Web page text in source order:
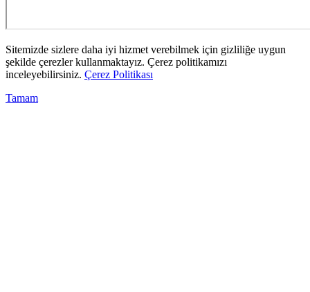
Sitemizde sizlere daha iyi hizmet verebilmek için gizliliğe uygun
şekilde çerezler kullanmaktayız. Çerez politikamızı
inceleyebilirsiniz. Çerez Politikası
Tamam